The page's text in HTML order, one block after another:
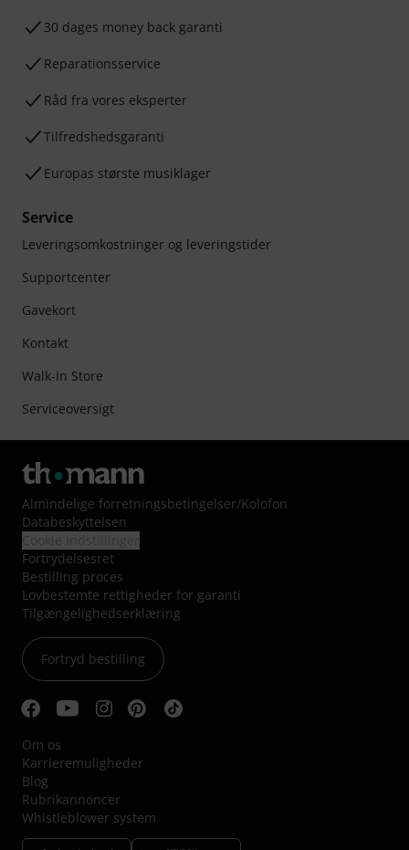
30 dages money back garanti
Reparationsservice
Råd fra vores eksperter
Tilfredshedsgaranti
Europas største musiklager
Service
Leveringsomkostninger og leveringstider
Supportcenter
Gavekort
Kontakt
Walk-in Store
Serviceoversigt
Almindelige forretningsbetingelser/Kolofon
Databeskyttelsen
Fortrydelsesret
Bestilling proces
Lovbestemte rettigheder for garanti
Tilgængelighedserklæring
Fortryd bestilling
Om os
Karrieremuligheder
Blog
Rubrikannoncer
Whistleblower system